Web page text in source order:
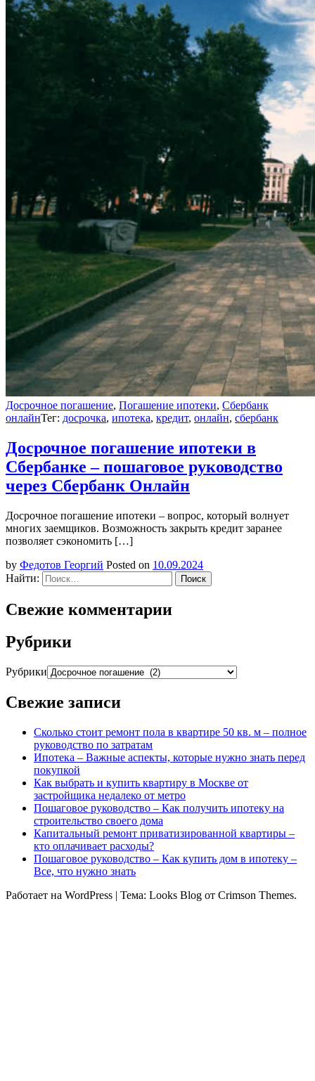
Досрочное погашение, Погашение ипотеки, Сбербанк
онлайнТег: досрочка, ипотека, кредит, онлайн, сбербанк
Досрочное погашение ипотеки в
Сбербанке – пошаговое руководство
через Сбербанк Онлайн
Досрочное погашение ипотеки – вопрос, который волнует
многих заемщиков. Возможность закрыть кредит заранее
позволяет сэкономить […]
by Федотов Георгий Posted on 10.09.2024
Найти:
Свежие комментарии
Рубрики
Рубрики
Свежие записи
Сколько стоит ремонт пола в квартире 50 кв. м – полное
руководство по затратам
Ипотека – Важные аспекты, которые нужно знать перед
покупкой
Как выбрать и купить квартиру в Москве от
застройщика недалеко от метро
Пошаговое руководство – Как получить ипотеку на
строительство своего дома
Капитальный ремонт приватизированной квартиры –
кто оплачивает расходы?
Пошаговое руководство – Как купить дом в ипотеку –
Все, что нужно знать
Работает на WordPress | Тема: Looks Blog от Crimson Themes.